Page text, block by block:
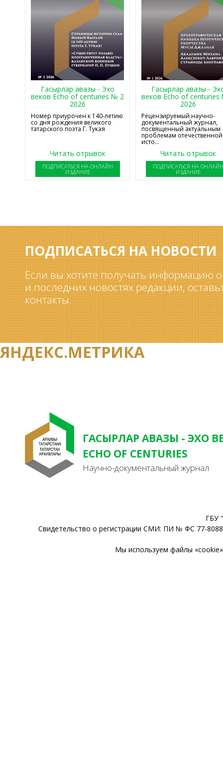
Гасырлар авазы - Эхо
веков Echo of centuries № 2
2026
Номер приурочен к 140-летию
со дня рождения великого
татарского поэта Г. Тукая
Читать отрывок
ПОДПИСАТЬСЯ НА ОНЛАЙН
ИЗДАНИЕ
Гасырлар авазы -
веков Echo of
2026
Рецензируемый научно-
документальный журнал,
посвященный актуальным
проблемам отечественной
исто...
Читать отрывок
ПОДПИСАТЬСЯ НА
ИЗДАНИЕ
ПОДПИСАТЬСЯ НА НОВОСТИ
Если вы хотите получать информацию
и последних новостях редакции,
контакты.
ЯНДЕКС.МЕТРИКА
ГАСЫРЛАР АВАЗЫ - ЭХО
ECHO OF CENTURIES
Научно-документальный журнал
ГБУ
Свидетельство о регистрации СМИ: ПИ № ФС 77-
Мы используем файлы «cookie»